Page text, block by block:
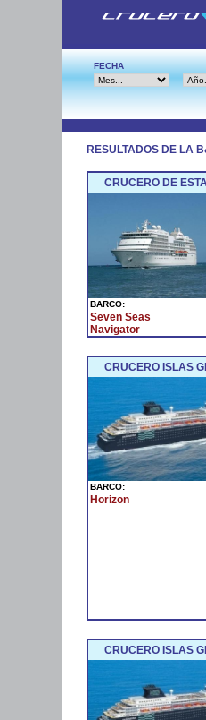
FECHA
RESULTADOS DE LA
CRUCERO DE
BARCO:
Seven Seas
Navigator
CRUCERO ISLAS
BARCO:
Horizon
CRUCERO ISLAS